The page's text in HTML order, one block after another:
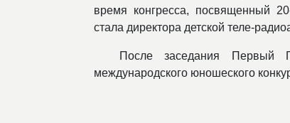
время конгресса, посвященный
стала директора детской теле-
После заседания Первый
международского юношеского